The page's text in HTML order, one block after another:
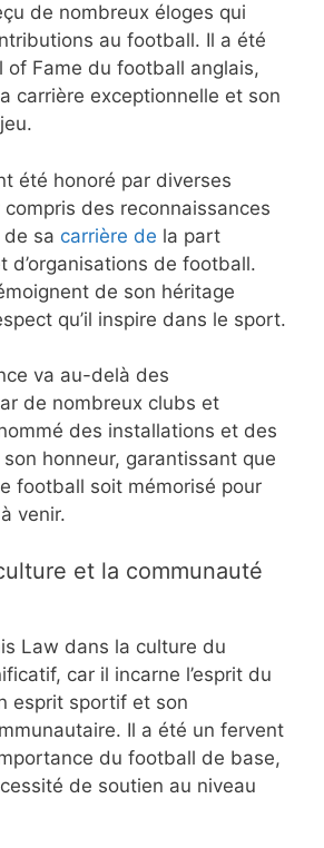
de nombreux éloges qui
au football. Il a été
of Fame du football anglais,
carrière exceptionnelle et son
été honoré par diverses
des reconnaissances
de sa carrière de la part
d’organisations de football.
de son héritage
qu’il inspire dans le sport.
va au-delà des
de nombreux clubs et
des installations et des
honneur, garantissant que
football soit mémorisé pour
venir.
et la communauté
Law dans la culture du
car il incarne l’esprit du
esprit sportif et son
Il a été un fervent
du football de base,
de soutien au niveau